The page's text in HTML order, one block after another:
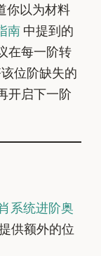
你以为材料
南 中提到的
在每一阶转
位阶缺失的
开启下一阶
系统进阶奥
供额外的位